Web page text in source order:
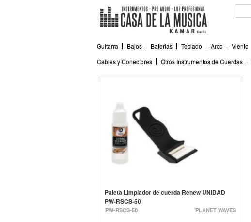
Guitarra Bajos Baterias Teclado Arco Viento
Cables y Conectores
Otros Instrumentos de Cuerdas
Paleta Limpiador de cuerda Renew UNIDAD
PW-RSCS-50
PW-RSCS-50 PLANET WAVES